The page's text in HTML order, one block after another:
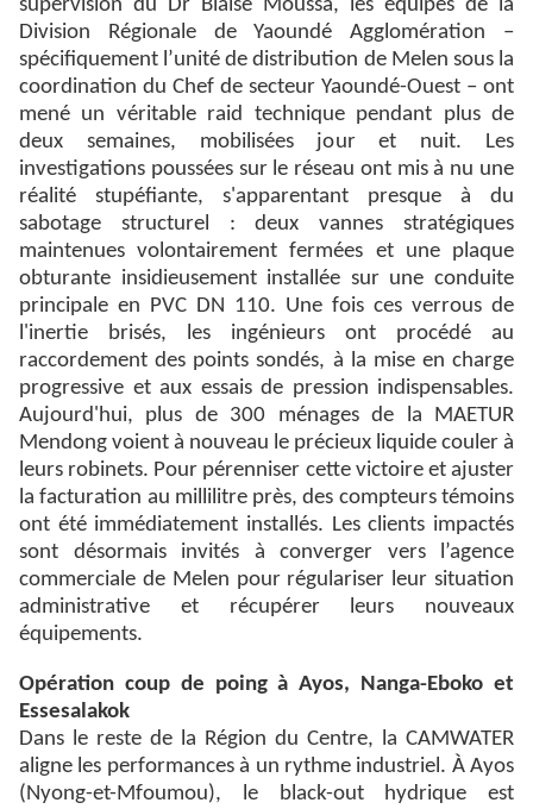
supervision du Dr Blaise Moussa, les équipes de la
Division Régionale de Yaoundé Agglomération –
spécifiquement l’unité de distribution de Melen sous la
coordination du Chef de secteur Yaoundé-Ouest – ont
mené un véritable raid technique pendant plus de
deux semaines, mobilisées jour et nuit. Les
investigations poussées sur le réseau ont mis à nu une
réalité stupéfiante, s'apparentant presque à du
sabotage structurel : deux vannes stratégiques
maintenues volontairement fermées et une plaque
obturante insidieusement installée sur une conduite
principale en PVC DN 110. Une fois ces verrous de
l'inertie brisés, les ingénieurs ont procédé au
raccordement des points sondés, à la mise en charge
progressive et aux essais de pression indispensables.
Aujourd'hui, plus de 300 ménages de la MAETUR
Mendong voient à nouveau le précieux liquide couler à
leurs robinets. Pour pérenniser cette victoire et ajuster
la facturation au millilitre près, des compteurs témoins
ont été immédiatement installés. Les clients impactés
sont désormais invités à converger vers l’agence
commerciale de Melen pour régulariser leur situation
administrative et récupérer leurs nouveaux
équipements.
Opération coup de poing à Ayos, Nanga-Eboko et
Essesalakok
Dans le reste de la Région du Centre, la CAMWATER
aligne les performances à un rythme industriel. À Ayos
(Nyong-et-Mfoumou), le black-out hydrique est